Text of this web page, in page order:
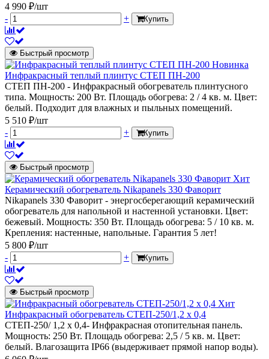
4 990 ₽/шт
-
+ Купить
Быстрый просмотр
Новинка
Инфракрасный теплый плинтус СТЕП ПН-200
СТЕП ПН-200 - Инфракрасный обогреватель плинтусного
типа. Мощность: 200 Вт. Площадь обогрева: 2 / 4 кв. м. Цвет:
белый. Подходит для влажных и пыльных помещений.
5 510 ₽/шт
-
+ Купить
Быстрый просмотр
Хит
Керамический обогреватель Nikapanels 330 Фаворит
Nikapanels 330 Фаворит - энергосберегающий керамический
обогреватель для напольной и настенной установки. Цвет:
бежевый. Мощность: 350 Вт. Площадь обогрева: 5 / 10 кв. м.
Крепления: настенные, напольные. Гарантия 5 лет!
5 800 ₽/шт
-
+ Купить
Быстрый просмотр
Хит
Инфракрасный обогреватель СТЕП-250/1,2 x 0,4
СТЕП-250/ 1,2 x 0,4- Инфракрасная отопительная панель.
Мощность: 250 Вт. Площадь обогрева: 2,5 / 5 кв. м. Цвет:
белый. Влагозащита IP66 (выдерживает прямой напор воды).